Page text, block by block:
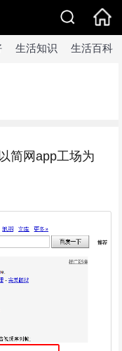
生活知识 生活百科
简网app工场为